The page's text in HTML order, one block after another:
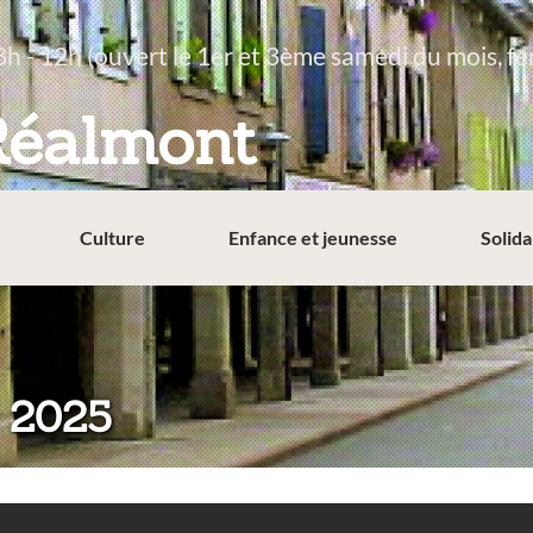
- 12h (ouvert le 1er et 3ème samedi du mois,
Culture Enfance et jeunesse
2025